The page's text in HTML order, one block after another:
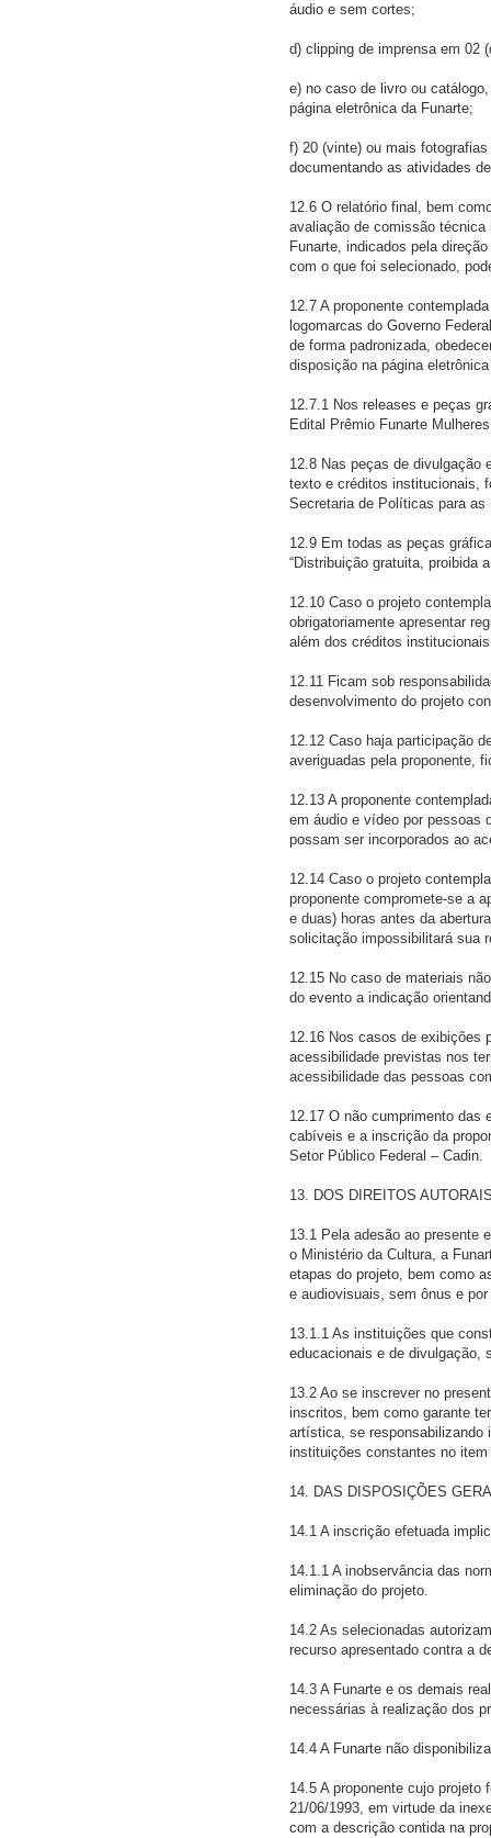
áudio e sem cortes;
d) clipping de imprensa em 02
e) no caso de livro ou
página eletrônica da Funarte;
f) 20 (vinte) ou mais
documentando as atividades
12.6 O relatório final, bem
avaliação de comissão técnica
Funarte, indicados pela
com o que foi selecionado,
12.7 A proponente
logomarcas do Governo
de forma padronizada,
disposição na página
12.7.1 Nos releases e peças
Edital Prêmio Funarte
12.8 Nas peças de divulgação
texto e créditos institucionais,
Secretaria de Políticas para as
12.9 Em todas as peças
“Distribuição gratuita, proibida
12.10 Caso o projeto
obrigatoriamente apresentar
além dos créditos
12.11 Ficam sob
desenvolvimento do projeto
12.12 Caso haja participação
averiguadas pela proponente,
12.13 A proponente
em áudio e vídeo por pessoas
possam ser incorporados ao
12.14 Caso o projeto
proponente compromete-se a
e duas) horas antes da
solicitação impossibilitará sua
12.15 No caso de materiais
do evento a indicação
12.16 Nos casos de exibições
acessibilidade previstas nos
acessibilidade das pessoas
12.17 O não cumprimento das
cabíveis e a inscrição da
Setor Público Federal – Cadin.
13. DOS DIREITOS
13.1 Pela adesão ao presente
o Ministério da Cultura, a
etapas do projeto, bem como
e audiovisuais, sem ônus e
13.1.1 As instituições que
educacionais e de divulgação,
13.2 Ao se inscrever no
inscritos, bem como garante
artística, se responsabilizando
instituições constantes no
14. DAS DISPOSIÇÕES
14.1 A inscrição efetuada
14.1.1 A inobservância das
eliminação do projeto.
14.2 As selecionadas
recurso apresentado contra a
14.3 A Funarte e os demais
necessárias à realização dos
14.4 A Funarte não
14.5 A proponente cujo
21/06/1993, em virtude da
com a descrição contida na